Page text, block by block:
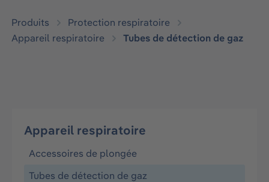
Produits
Protection respiratoire
Appareil respiratoire
Tubes de détection de gaz
Appareil respiratoire
Accessoires de plongée
Tubes de détection de gaz